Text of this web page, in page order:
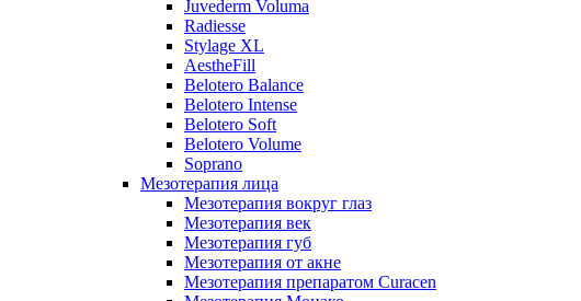
Juvederm Voluma
Radiesse
Stylage XL
AestheFill
Belotero Balance
Belotero Intense
Belotero Soft
Belotero Volume
Soprano
Мезотерапия лица
Мезотерапия вокруг глаз
Мезотерапия век
Мезотерапия губ
Мезотерапия от акне
Мезотерапия препаратом Curacen